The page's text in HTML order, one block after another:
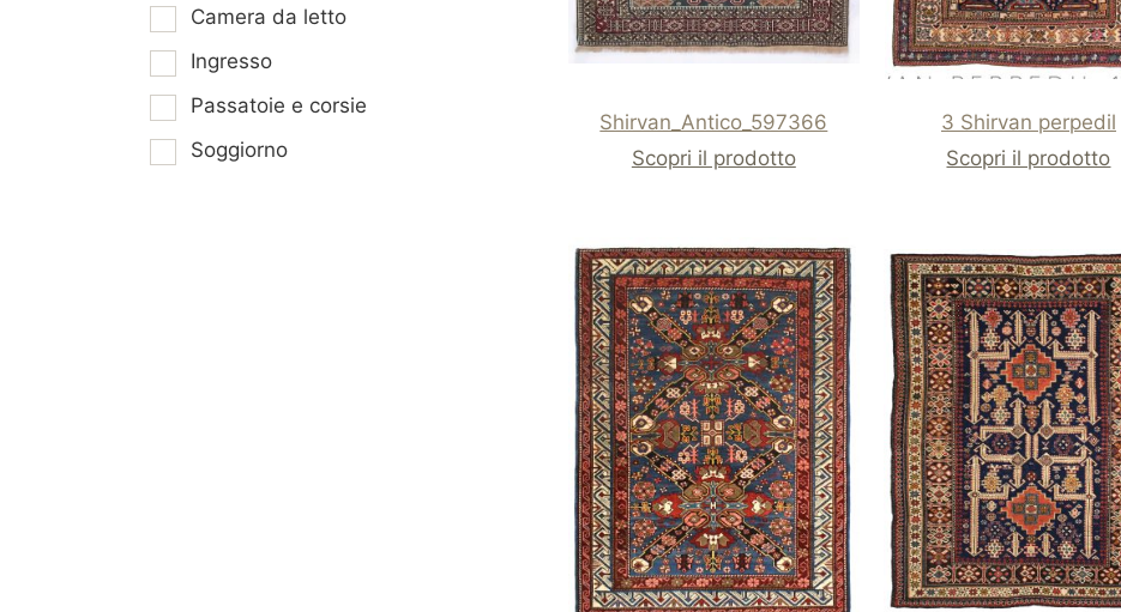
Camera da letto
Ingresso
Passatoie e corsie
Soggiorno
Shirvan_Antico_597366
Scopri il prodotto
3 Shirvan perpedil
Scopri il prodotto